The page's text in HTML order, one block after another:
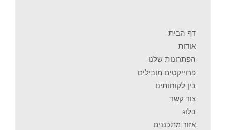
דף הבית
אודות
הפתרונות שלנו
פרוייקטים מובילים
בין לקוחותינו
צור קשר
בלוג
אזור מתכננים